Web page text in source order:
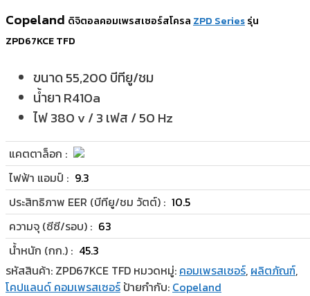
Copeland ดิจิตอลคอมเพรสเซอร์สโครล ZPD Seriesรุ่น
ZPD67KCE TFD
ขนาด 55,200 บีทียู/ชม
น้ำยา R410a
ไฟ 380 v / 3 เฟส / 50 Hz
แคตตาล็อก :
ไฟฟ้า แอมป์ : 9.3
ประสิทธิภาพ EER (บีทียู/ชม วัตต์) : 10.5
ความจุ (ซีซี/รอบ) : 63
น้ำหนัก (กก.) : 45.3
รหัสสินค้า: ZPD67KCE TFD หมวดหมู่: คอมเพรสเซอร์, ผลิตภัณฑ์,
โคปแลนด์ คอมเพรสเซอร์ ป้ายกำกับ: Copeland